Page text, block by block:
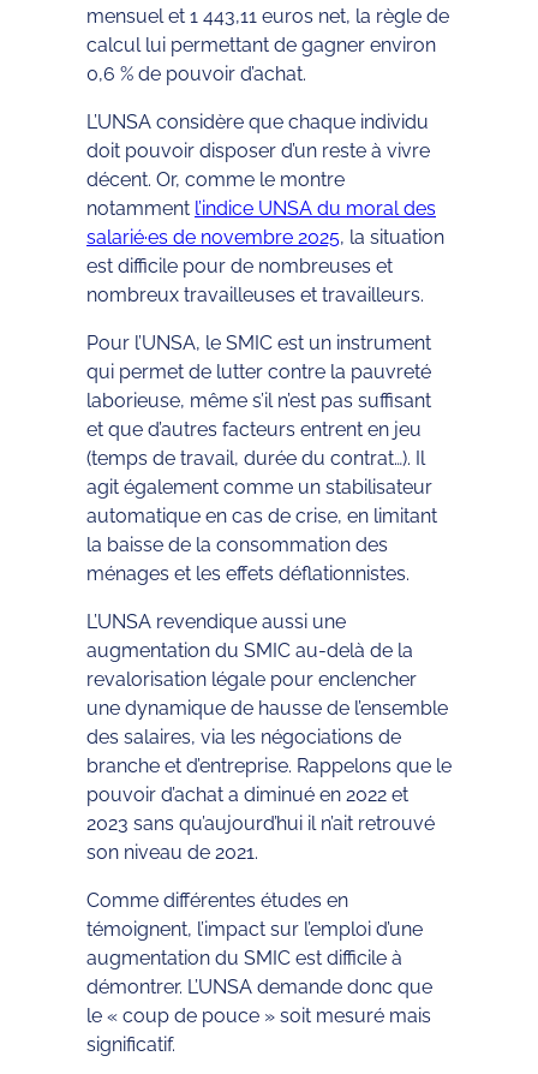
mensuel et 1 443,11 euros net, la règle de
calcul lui permettant de gagner environ
0,6 % de pouvoir d’achat.
L’UNSA considère que chaque individu
doit pouvoir disposer d’un reste à vivre
décent. Or, comme le montre
notamment l’indice UNSA du moral des
salarié·es de novembre 2025, la situation
est difficile pour de nombreuses et
nombreux travailleuses et travailleurs.
Pour l’UNSA, le SMIC est un instrument
qui permet de lutter contre la pauvreté
laborieuse, même s’il n’est pas suffisant
et que d’autres facteurs entrent en jeu
(temps de travail, durée du contrat…). Il
agit également comme un stabilisateur
automatique en cas de crise, en limitant
la baisse de la consommation des
ménages et les effets déflationnistes.
L’UNSA revendique aussi une
augmentation du SMIC au-delà de la
revalorisation légale pour enclencher
une dynamique de hausse de l’ensemble
des salaires, via les négociations de
branche et d’entreprise. Rappelons que le
pouvoir d’achat a diminué en 2022 et
2023 sans qu’aujourd’hui il n’ait retrouvé
son niveau de 2021.
Comme différentes études en
témoignent, l’impact sur l’emploi d’une
augmentation du SMIC est difficile à
démontrer. L’UNSA demande donc que
le « coup de pouce » soit mesuré mais
significatif.